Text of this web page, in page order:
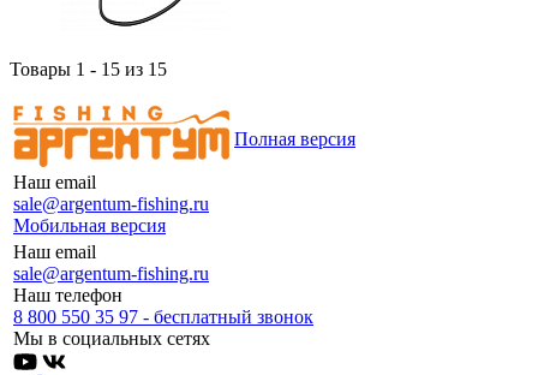
Товары 1 - 15 из 15
Наш email
sale@argentum-fishing.ru
Мобильная версия
Полная версия
Наш email
sale@argentum-fishing.ru
Наш телефон
8 800 550 35 97 - бесплатный звонок
Мы в социальных сетях